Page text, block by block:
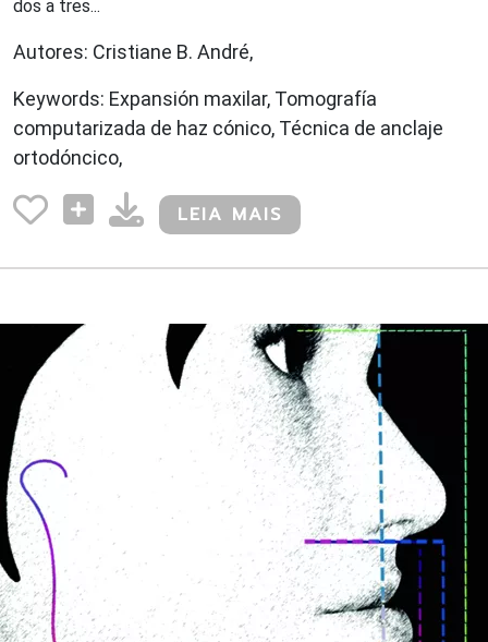
dos a tres...
Autores: Cristiane B. André,
Keywords: Expansión maxilar, Tomografía
computarizada de haz cónico, Técnica de anclaje
ortodóncico,
LEIA MAIS